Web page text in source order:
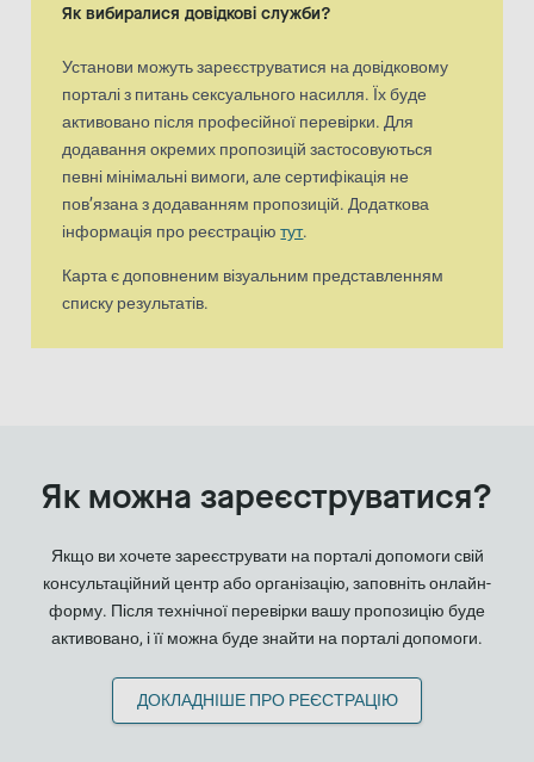
Як вибиралися довідкові служби?
Установи можуть зареєструватися на довідковому
порталі з питань сексуального насилля. Їх буде
активовано після професійної перевірки. Для
додавання окремих пропозицій застосовуються
певні мінімальні вимоги, але сертифікація не
пов’язана з додаванням пропозицій. Додаткова
інформація про реєстраціютут.
Карта є доповненим візуальним представленням
списку результатів.
Як можна зареєструватися?
Якщо ви хочете зареєструвати на порталі допомоги свій
консультаційний центр або організацію, заповніть онлайн-
форму. Після технічної перевірки вашу пропозицію буде
активовано, і її можна буде знайти на порталі допомоги.
ДОКЛАДНІШЕ ПРО РЕЄСТРАЦІЮ